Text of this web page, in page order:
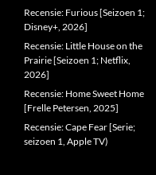
Recensie: Furious [Seizoen 1;
Disney+, 2026]
Recensie: Little House on the
Prairie [Seizoen 1; Netflix,
2026]
Recensie: Home Sweet Home
[Frelle Petersen, 2025]
Recensie: Cape Fear [Serie;
seizoen 1, Apple TV)